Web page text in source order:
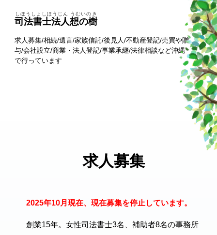
司法書士法人想の樹
しほうしょしほうじん うむいのき
求人募集/相続/遺言/家族信託/後見人/不動産登記/売買や贈
与/会社設立/商業・法人登記/事業承継/法律相談など沖縄
で行っています
求人募集
2025年10月現在、現在募集を停止しています。
創業15年。女性司法書士3名、補助者8名の事務所